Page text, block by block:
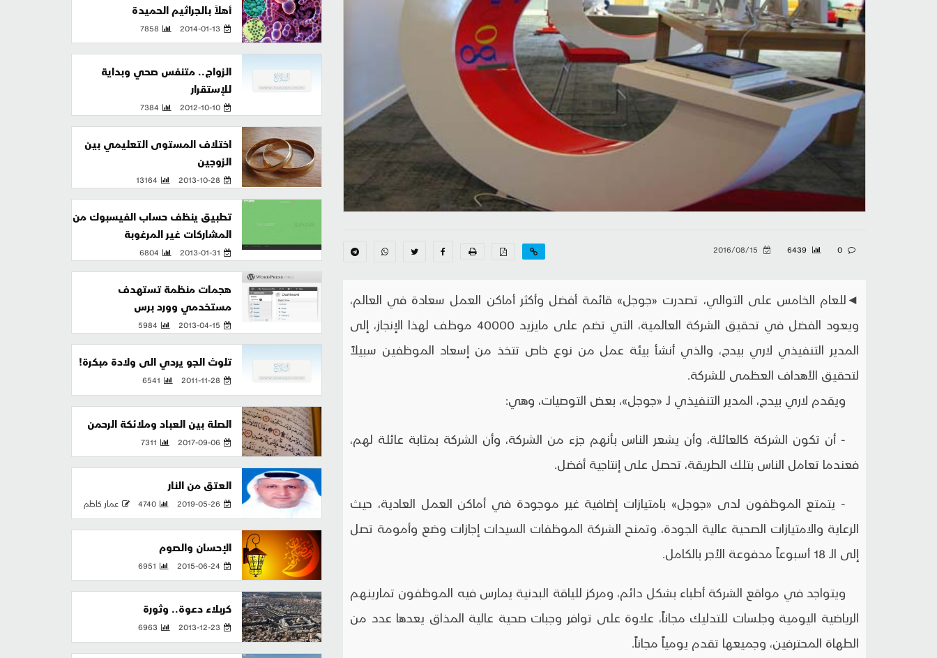
0
6439
◄للعام الخامس على التوالي، تصدرت «جوجل» قائمة أفضل وأكثر أماكن العمل سعادة في العالم،
ويعود الفضل في تحقيق الشركة العالمية، التي تضم على مايزيد 40000 موظف لهذا الإنجاز، إلى
المدير التنفيذي لاري بيدج، والذي أنشأ بيئة عمل من نوع خاص تتخذ من إسعاد الموظفين سبيلاً
لتحقيق الأهداف العظمى للشركة.
ويقدم لاري بيدج، المدير التنفيذي لـ «جوجل»، بعض التوصيات، وهي:
- أن تكون الشركة كالعائلة، وأن يشعر الناس بأنهم جزء من الشركة، وأن الشركة بمثابة عائلة لهم،
فعندما تعامل الناس بتلك الطريقة، تحصل على إنتاجية أفضل.
- يتمتع الموظفون لدى «جوجل» بامتيازات إضافية غير موجودة في أماكن العمل العادية، حيث
الرعاية والامتيازات الصحية عالية الجودة، وتمنح الشركة الموظفات السيدات إجازات وضع وأمومة تصل
إلى الـ 18 أسبوعاً مدفوعة الأجر بالكامل.
ويتواجد في مواقع الشركة أطباء بشكل دائم، ومركز للياقة البدنية يمارس فيه الموظفون تمارينهم
الرياضية اليومية وجلسات للتدليك مجاناً، علاوة على توافر وجبات صحية عالية المذاق يعدها عدد من
الطهاة المحترفين، وجميعها تقدم يومياً مجاناً.
أهلاً بالجراثيم الحميدة
2014-01-13
7858
الزواج.. متنفس صحي وبداية
للإستقرار
2012-10-10
7384
اختلاف المستوى التعليمي بين
الزوجين
2013-10-28
13164
تطبيق ينظف حساب الفيسبوك من
المشاركات غير المرغوبة
2013-01-31
6804
هجمات منظمة تستهدف
مستخدمي وورد برس
2013-04-15
5984
تلوث الجو يردي الى ولادة مبكرة!
2011-11-28
6541
الصلة بين العباد وملائكة الرحمن
2017-09-06
7311
العتق من النار
2019-05-26
4740 عمار كاظم
الإحسان والصوم
2015-06-24
6951
كربلاء دعوة.. وثورة
2013-12-23
6963